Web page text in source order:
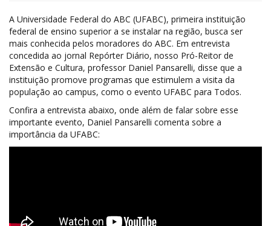
A Universidade Federal do ABC (UFABC), primeira instituição
federal de ensino superior a se instalar na região, busca ser
mais conhecida pelos moradores do ABC. Em entrevista
concedida ao jornal Repórter Diário, nosso Pró-Reitor de
Extensão e Cultura, professor Daniel Pansarelli, disse que a
instituição promove programas que estimulem a visita da
população ao campus, como o evento UFABC para Todos.
Confira a entrevista abaixo, onde além de falar sobre esse
importante evento, Daniel Pansarelli comenta sobre a
importância da UFABC: